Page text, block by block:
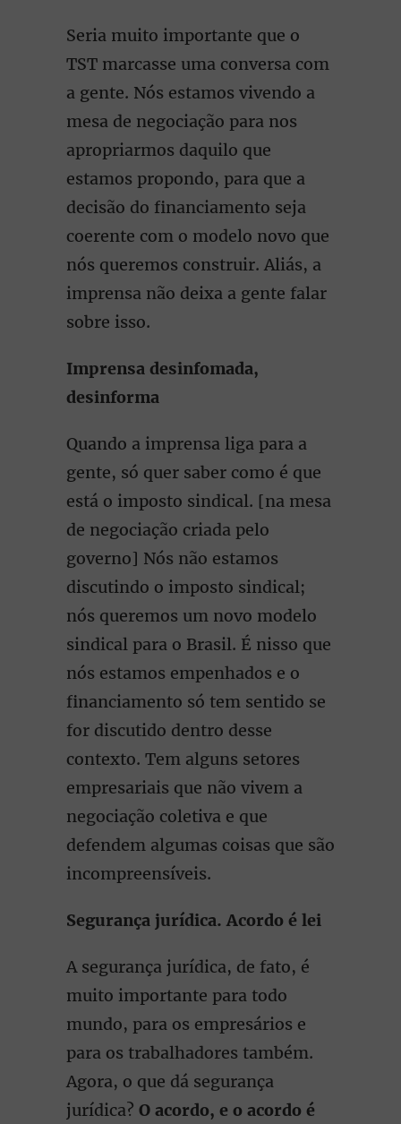
Seria muito importante que o
TST marcasse uma conversa com
a gente. Nós estamos vivendo a
mesa de negociação para nos
apropriarmos daquilo que
estamos propondo, para que a
decisão do financiamento seja
coerente com o modelo novo que
nós queremos construir. Aliás, a
imprensa não deixa a gente falar
sobre isso.
Imprensa desinfomada,
desinforma
Quando a imprensa liga para a
gente, só quer saber como é que
está o imposto sindical. [na mesa
de negociação criada pelo
governo] Nós não estamos
discutindo o imposto sindical;
nós queremos um novo modelo
sindical para o Brasil. É nisso que
nós estamos empenhados e o
financiamento só tem sentido se
for discutido dentro desse
contexto. Tem alguns setores
empresariais que não vivem a
negociação coletiva e que
defendem algumas coisas que são
incompreensíveis.
Segurança jurídica. Acordo é lei
A segurança jurídica, de fato, é
muito importante para todo
mundo, para os empresários e
para os trabalhadores também.
Agora, o que dá segurança
jurídica? O acordo, e o acordo é